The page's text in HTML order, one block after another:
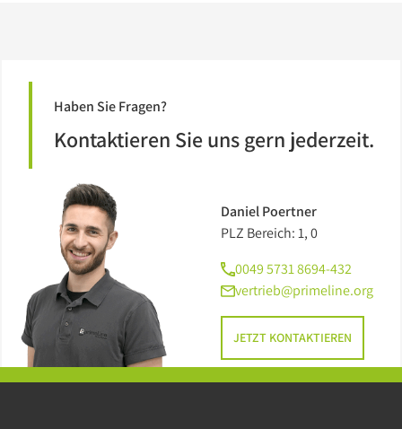
Haben Sie Fragen?
Kontaktieren Sie uns gern jederzeit.
Daniel Poertner
PLZ Bereich: 1, 0
0049 5731 8694-432
vertrieb@primeline.org
JETZT KONTAKTIEREN